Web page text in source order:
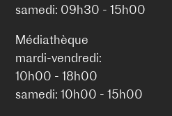
samedi: 09h30 - 15h00
Médiathèque
mardi-vendredi:
10h00 - 18h00
samedi: 10h00 - 15h00